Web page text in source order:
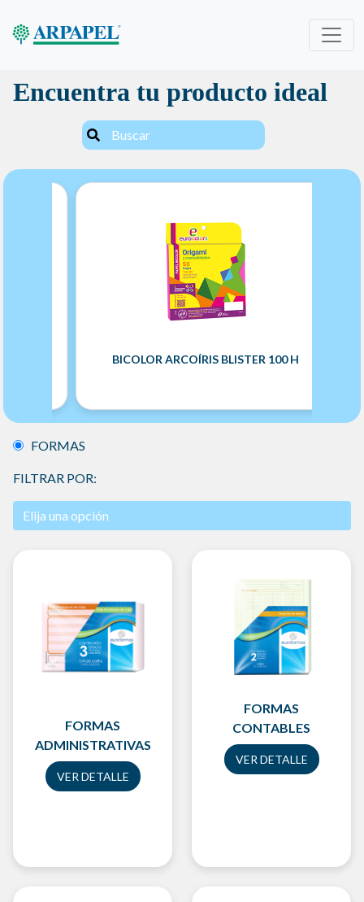
Encuentra tu producto ideal
BICOLOR ARCOÍRIS BLISTER 100 H
FORMAS
FILTRAR POR:
FORMAS
ADMINISTRATIVAS
VER DETALLE
FORMAS
CONTABLES
VER DETALLE